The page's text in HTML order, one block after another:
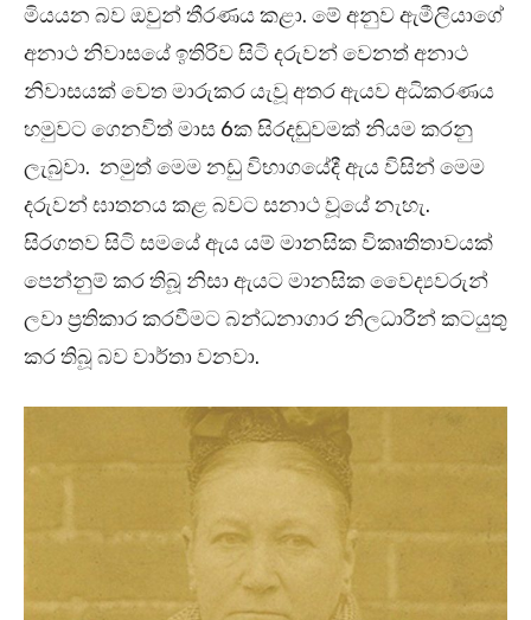
මියයන බව ඔවුන් තීරණය කළා. මේ අනුව ඇමීලියාගේ
අනාථ නිවාසයේ ඉතිරිව සිටි දරුවන් වෙනත් අනාථ
නිවාසයක් වෙත මාරුකර යැවූ අතර ඇයව අධිකරණය
හමුවට ගෙනවිත් මාස 6ක සිරදඬුවමක් නියම කරනු
ලැබුවා. නමුත් මෙම නඩු විභාගයේදී ඇය විසින් මෙම
දරුවන් ඝාතනය කළ බවට සනාථ වූයේ නැහැ.
සිරගතව සිටි සමයේ ඇය යම් මානසික විකෘතිතාවයක්
පෙන්නුම් කර තිබූ නිසා ඇයට මානසික වෛද්‍යවරුන්
ලවා ප්‍රතිකාර කරවීමට බන්ධනාගාර නිලධාරීන් කටයුතු
කර තිබූ බව වාර්තා වනවා.